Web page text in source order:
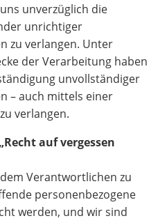
unverzüglich die
unrichtiger
zu verlangen. Unter
der Verarbeitung haben
unvollständiger
– auch mittels einer
zu verlangen.
auf vergessen
Verantwortlichen zu
personenbezogene
werden, und wir sind